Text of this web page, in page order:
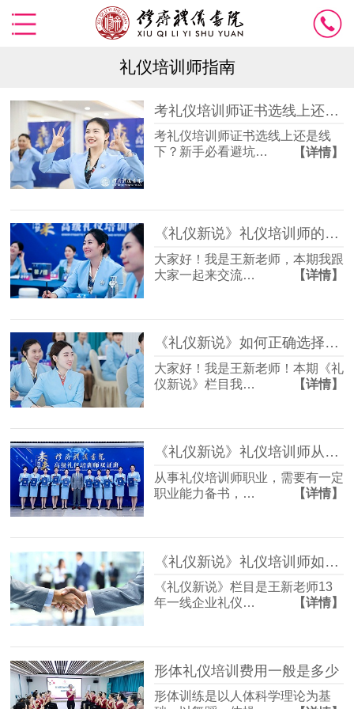
礼仪培训师指南
考礼仪培训师证书选线上还是线下？新手必看避坑指南
考礼仪培训师证书选线上还是线
下？新手必看避坑…
【详情】
《礼仪新说》礼仪培训师的职业发展如何开展
大家好！我是王新老师，本期我跟
大家一起来交流…
【详情】
《礼仪新说》如何正确选择颁发礼仪培训师证书的考证机构
大家好！我是王新老师！本期《礼
仪新说》栏目我…
【详情】
《礼仪新说》礼仪培训师从业证书如何考
从事礼仪培训师职业，需要有一定
职业能力备书，…
【详情】
《礼仪新说》礼仪培训师如何借助礼仪培训为企业服务升级？
《礼仪新说》栏目是王新老师13
年一线企业礼仪…
【详情】
形体礼仪培训费用一般是多少
形体训练是以人体科学理论为基